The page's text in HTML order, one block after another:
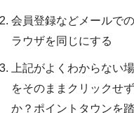
会員登録などメールで
ラウザを同じにする
上記がよくわからない
をそのままクリックせ
か？ポイントタウンを